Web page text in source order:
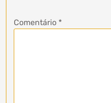
Comentário *